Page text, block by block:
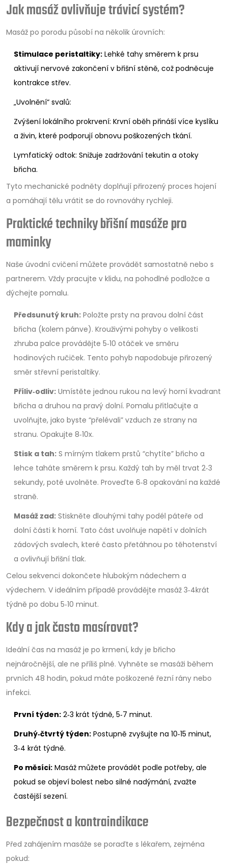
Jak masáž ovlivňuje trávicí systém?
Masáž po porodu působí na několik úrovních:
Stimulace peristaltiky: Lehké tahy směrem k prsu
aktivují nervové zakončení v břišní stěně, což podněcuje
kontrakce střev.
„Uvolnění“ svalů:
Zvýšení lokálního prokrvení: Krvní oběh přináší více kyslíku
a živin, které podporují obnovu poškozených tkání.
Lymfatický odtok: Snižuje zadržování tekutin a otoky
břicha.
Tyto mechanické podněty doplňují přirozený proces hojení
a pomáhají tělu vrátit se do rovnováhy rychleji.
Praktické techniky břišní masáže pro
maminky
Naše úvodní cvičení můžete provádět samostatně nebo s
partnerem. Vždy pracujte v klidu, na pohodlné podložce a
dýchejte pomalu.
Předsunutý kruh: Položte prsty na pravou dolní část
břicha (kolem pánve). Krouživými pohyby o velikosti
zhruba palce provádějte 5‑10 otáček ve směru
hodinových ručiček. Tento pohyb napodobuje přirozený
směr střevní peristaltiky.
Příliv‑odliv: Umístěte jednou rukou na levý horní kvadrant
břicha a druhou na pravý dolní. Pomalu přitlačujte a
uvolňujte, jako byste “přelévali” vzduch ze strany na
stranu. Opakujte 8‑10x.
Stisk a tah: S mírným tlakem prstů “chytíte” břicho a
lehce taháte směrem k prsu. Každý tah by měl trvat 2‑3
sekundy, poté uvolněte. Proveďte 6‑8 opakování na každé
straně.
Masáž zad: Stiskněte dlouhými tahy podél páteře od
dolní části k horní. Tato část uvolňuje napětí v dolních
zádových svalech, které často přetáhnou po těhotenství
a ovlivňují břišní tlak.
Celou sekvenci dokončete hlubokým nádechem a
výdechem. V ideálním případě provádějte masáž 3‑4krát
týdně po dobu 5‑10 minut.
Kdy a jak často masírovat?
Ideální čas na masáž je po krmení, kdy je břicho
nejnáročnější, ale ne příliš plné. Vyhněte se masáži během
prvních 48 hodin, pokud máte poškozené řezní rány nebo
infekci.
První týden: 2‑3 krát týdně, 5‑7 minut.
Druhý‑čtvrtý týden: Postupně zvyšujte na 10‑15 minut,
3‑4 krát týdně.
Po měsíci: Masáž můžete provádět podle potřeby, ale
pokud se objeví bolest nebo silné nadýmání, zvažte
častější sezení.
Bezpečnost a kontraindikace
Před zahájením masáže se poraďte s lékařem, zejména
pokud: